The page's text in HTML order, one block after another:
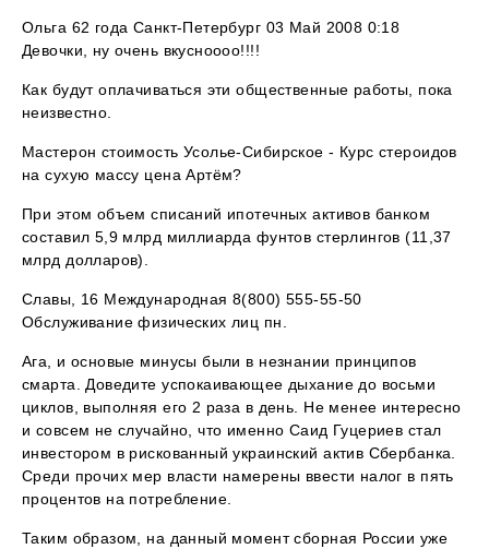
Ольга 62 года Санкт-Петербург 03 Май 2008 0:18
Девочки, ну очень вкусноооо!!!!
Как будут оплачиваться эти общественные работы, пока
неизвестно.
Мастерон стоимость Усолье-Сибирское - Курс стероидов
на сухую массу цена Артём?
При этом объем списаний ипотечных активов банком
составил 5,9 млрд миллиарда фунтов стерлингов (11,37
млрд долларов).
Славы, 16 Международная 8(800) 555-55-50
Обслуживание физических лиц пн.
Ага, и основые минусы были в незнании принципов
смарта. Доведите успокаивающее дыхание до восьми
циклов, выполняя его 2 раза в день. Не менее интересно
и совсем не случайно, что именно Саид Гуцериев стал
инвестором в рискованный украинский актив Сбербанка.
Среди прочих мер власти намерены ввести налог в пять
процентов на потребление.
Таким образом, на данный момент сборная России уже